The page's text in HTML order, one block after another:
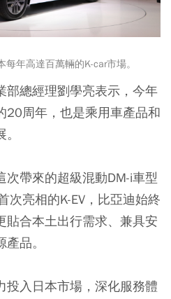
年高達百萬輛的K-car市場。
部總經理劉學亮表示，今年
20周年，也是乘用車產品和
帶來的超級混動DM-i車型
亮相的K-EV，比亞迪始終
貼合本土出行需求、兼具安
品。
投入日本市場，深化服務體